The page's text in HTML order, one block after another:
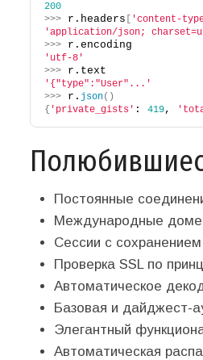
200
>>> r.headers 'content-
'application/json;
>>> r.encoding
'utf-8'
>>> r.text
'{"type":"User"...'
>>> r. json()
{ 'private_gists' : 419,
Постоянные
Международные
Сессии с
Проверка SSL по
Автоматическое
Базовая и дайджест-
Элегантный
Автоматическая